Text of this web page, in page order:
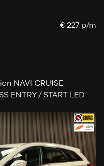
€ 227 p/m
NAVI CRUISE
ENTRY / START LED